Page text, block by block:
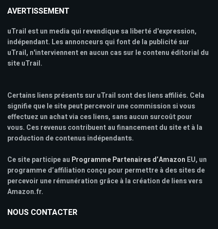
AVERTISSEMENT
uTrail est un media qui revendique sa liberté d'expression,
indépendant. Les annonceurs qui font de la publicité sur
uTrail, n'interviennent en aucun cas sur le contenu éditorial du
site uTrail.
Certains liens présents sur uTrail sont des liens affiliés. Cela
signifie que le site peut percevoir une commission si vous
effectuez un achat via ces liens, sans aucun surcoût pour
vous. Ces revenus contribuent au financement du site et à la
production de contenus indépendants.
Ce site participe au Programme Partenaires d’Amazon EU, un
programme d’affiliation conçu pour permettre à des sites de
percevoir une rémunération grâce à la création de liens vers
Amazon.fr.
NOUS CONTACTER